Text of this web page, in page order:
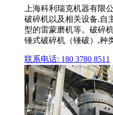
上海科利瑞克机器有限
破碎机以及相关设备,自
型的雷蒙磨机等。破碎
锤式破碎机（锤破）,种
联系电话: 180 3780 8511